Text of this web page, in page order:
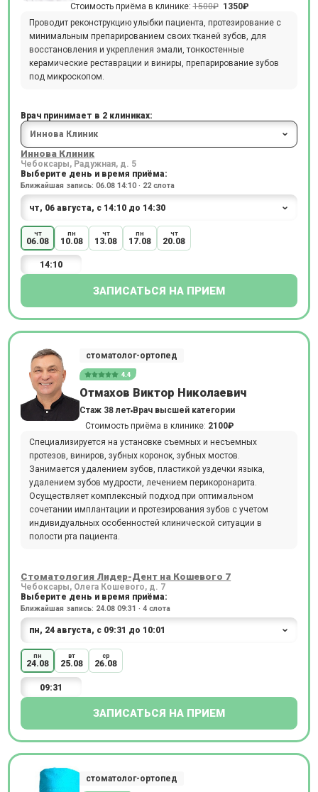
Стоимость приёма в клинике:1500₽ 1350₽
Проводит реконструкцию улыбки пациента, протезирование с
минимальным препарированием своих тканей зубов, для
восстановления и укрепления эмали, тонкостенные
керамические реставрации и виниры, препарирование зубов
под микроскопом.
Врач принимает в 2 клиниках:
Иннова Клиник
Чебоксары, Радужная, д. 5
Выберите день и время приёма:
Ближайшая запись: 06.08 14:10 · 22 слота
чт
06.08
пн
10.08
чт
13.08
пн
17.08
чт
20.08
14:10
ЗАПИСАТЬСЯ НА ПРИЕМ
стоматолог-ортопед
4.4
Отмахов Виктор Николаевич
Стаж 38 лет Врач высшей категории
Стоимость приёма в клинике: 2100₽
Специализируется на установке съемных и несъемных
протезов, виниров, зубных коронок, зубных мостов.
Занимается удалением зубов, пластикой уздечки языка,
удалением зубов мудрости, лечением перикоронарита.
Осуществляет комплексный подход при оптимальном
сочетании имплантации и протезирования зубов с учетом
индивидуальных особенностей клинической ситуации в
полости рта пациента.
Стоматология Лидер-Дент на Кошевого 7
Чебоксары, Олега Кошевого, д. 7
Выберите день и время приёма:
Ближайшая запись: 24.08 09:31 · 4 слота
пн
24.08
вт
25.08
ср
26.08
09:31
ЗАПИСАТЬСЯ НА ПРИЕМ
стоматолог-ортопед